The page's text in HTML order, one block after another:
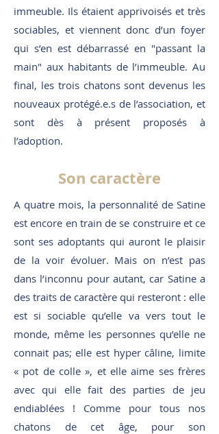
immeuble. Ils étaient apprivoisés et très
sociables, et viennent donc d’un foyer
qui s’en est débarrassé en "passant la
main" aux habitants de l’immeuble. Au
final, les trois chatons sont devenus les
nouveaux protégé.e.s de l’association, et
sont dès à présent proposés à
l’adoption.
Son caractère
A quatre mois, la personnalité de Satine
est encore en train de se construire et ce
sont ses adoptants qui auront le plaisir
de la voir évoluer. Mais on n’est pas
dans l’inconnu pour autant, car Satine a
des traits de caractère qui resteront : elle
est si sociable qu’elle va vers tout le
monde, même les personnes qu’elle ne
connait pas; elle est hyper câline, limite
« pot de colle », et elle aime ses frères
avec qui elle fait des parties de jeu
endiablées ! Comme pour tous nos
chatons de cet âge, pour son